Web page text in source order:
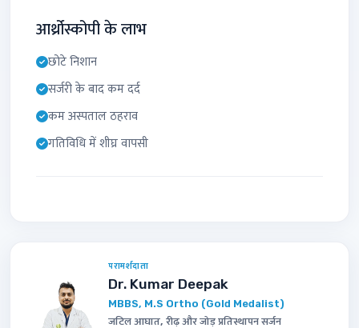
आर्थ्रोस्कोपी के लाभ
छोटे निशान
सर्जरी के बाद कम दर्द
कम अस्पताल ठहराव
गतिविधि में शीघ्र वापसी
परामर्शदाता
Dr. Kumar Deepak
MBBS, M.S Ortho (Gold Medalist)
जटिल आघात, रीढ़ और जोड़ प्रतिस्थापन सर्जन